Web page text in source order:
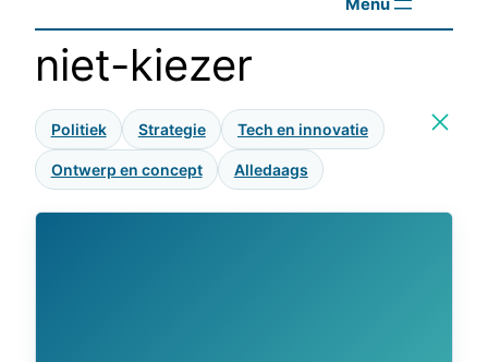
niet-kiezer
Politiek Strategie Tech en innovatie
Ontwerp en concept Alledaags